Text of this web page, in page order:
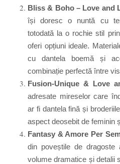
Bliss & Boho – Love and
își doresc o nuntă cu
totodată la o rochie stil
oferi opțiuni ideale.
cu dantela boemă și
combinație perfectă între
Fusion-Unique & Love
adresate mireselor care
ar fi dantela fină și
aspect deosebit de feminin
Fantasy & Amore Per
din poveștile de dragoste
volume dramatice și detalii